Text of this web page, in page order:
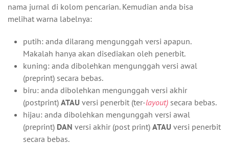
nama jurnal di kolom pencarian. Kemudian anda bisa
melihat warna labelnya:
putih: anda dilarang mengunggah versi apapun.
Makalah hanya akan disediakan oleh penerbit.
kuning: anda dibolehkan mengunggah versi awal
(preprint) secara bebas.
biru: anda dibolehkan mengunggah versi akhir
(postprint) ATAU versi penerbit (ter-layout) secara bebas.
hijau: anda dibolehkan mengunggah versi awal
(preprint) DAN versi akhir (post print) ATAU versi penerbit
secara bebas.